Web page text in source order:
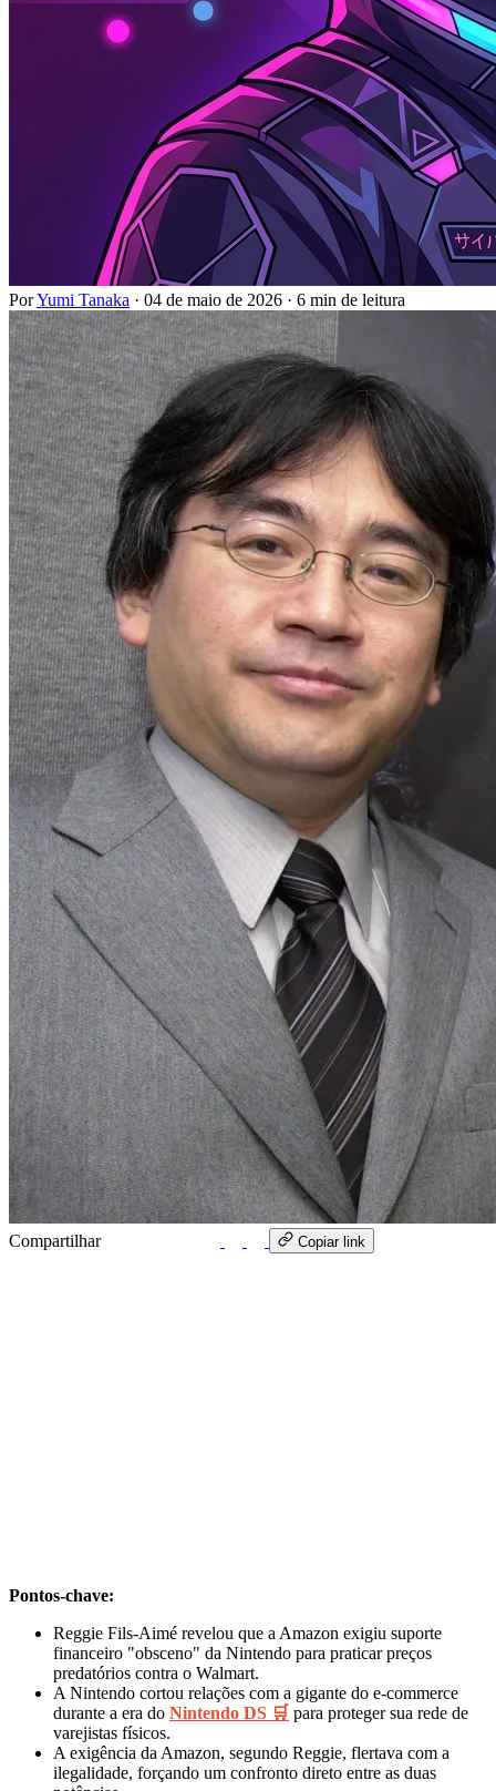
PorYumi Tanaka · 04 de maio de 2026 · 6 min de leitura
Compartilhar Copiar link
Pontos-chave:
Reggie Fils-Aimé revelou que a Amazon exigiu suporte
financeiro "obsceno" da Nintendo para praticar preços
predatórios contra o Walmart.
A Nintendo cortou relações com a gigante do e-commerce
durante a era do Nintendo DS 🛒 para proteger sua rede de
varejistas físicos.
A exigência da Amazon, segundo Reggie, flertava com a
ilegalidade, forçando um confronto direto entre as duas